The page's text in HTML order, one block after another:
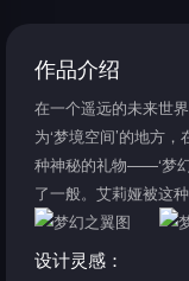
作品介绍
在一个遥远的未来世
为‘梦境空间’的地方
种神秘的礼物——‘梦
了一般。艾莉娅被这
设计灵感：